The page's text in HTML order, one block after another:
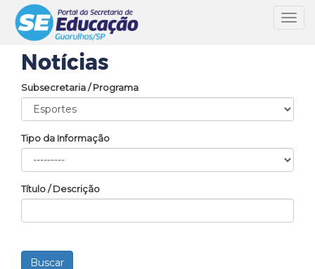
Notícias
Subsecretaria / Programa
Tipo da Informação
Título / Descrição